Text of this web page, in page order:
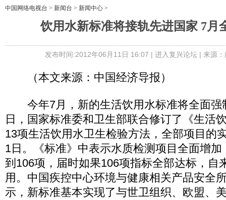
中国网络电视台 > 新闻台 > 新闻中心 >
饮用水新标准将接轨先进国家 7月
发布时间:2012年06月11日 16:07 | 进入复兴论坛| 来源
（本文来源：中国经济导报）
今年7月，新的生活饮用水标准将全面强
日，国家标准委和卫生部联合修订了《生活
13项生活饮用水卫生检验方法，全部项目的
1日。《标准》中表示水质检测项目全面增
到106项，届时如果106项指标全部达标，自
用。中国疾控中心环境与健康相关产品安全
示，新标准基本实现了与世卫组织、欧盟、